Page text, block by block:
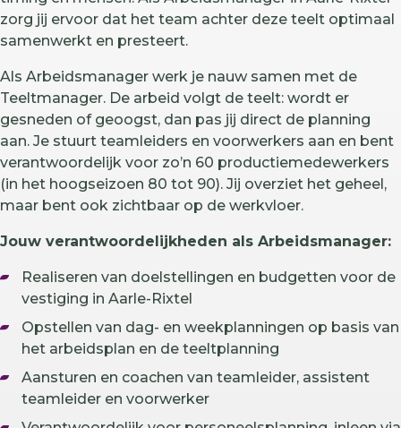
zorg jij ervoor dat het team achter deze teelt optimaal
samenwerkt en presteert.
Als Arbeidsmanager werk je nauw samen met de
Teeltmanager. De arbeid volgt de teelt: wordt er
gesneden of geoogst, dan pas jij direct de planning
aan. Je stuurt teamleiders en voorwerkers aan en bent
verantwoordelijk voor zo’n 60 productiemedewerkers
(in het hoogseizoen 80 tot 90). Jij overziet het geheel,
maar bent ook zichtbaar op de werkvloer.
Jouw verantwoordelijkheden als Arbeidsmanager:
Realiseren van doelstellingen en budgetten voor de
vestiging in Aarle-Rixtel
Opstellen van dag- en weekplanningen op basis van
het arbeidsplan en de teeltplanning
Aansturen en coachen van teamleider, assistent
teamleider en voorwerker